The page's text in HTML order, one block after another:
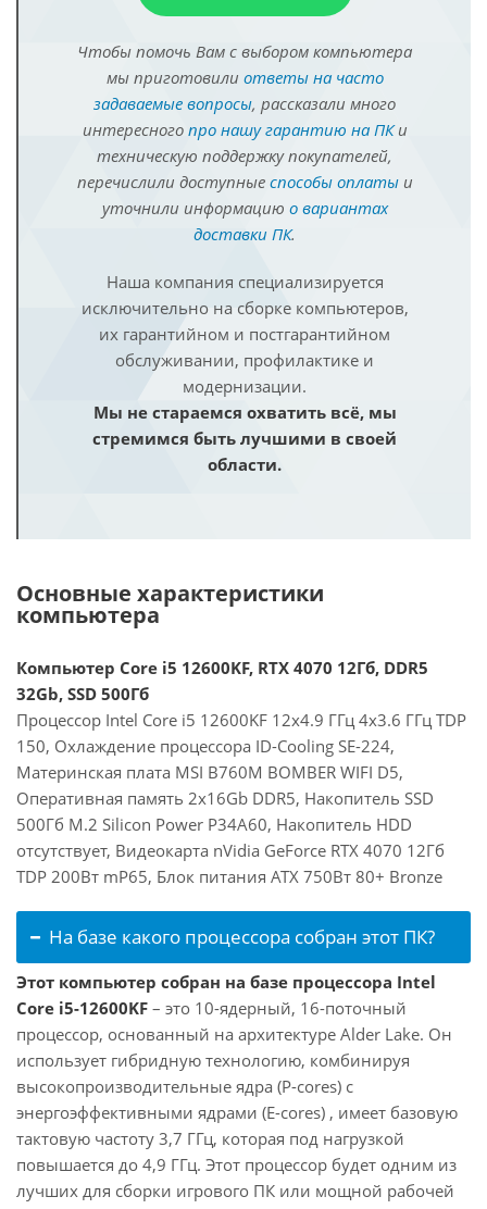
Чтобы помочь Вам с выбором компьютера
мы приготовили ответы на часто
задаваемые вопросы, рассказали много
интересного про нашу гарантию на ПКи
техническую поддержку покупателей,
перечислили доступные способы оплатыи
уточнили информацию о вариантах
доставки ПК.
Наша компания специализируется
исключительно на сборке компьютеров,
их гарантийном и постгарантийном
обслуживании, профилактике и
модернизации.
Мы не стараемся охватить всё, мы
стремимся быть лучшими в своей
области.
Основные характеристики
компьютера
Компьютер Core i5 12600KF, RTX 4070 12Гб, DDR5
32Gb, SSD 500Гб
Процессор Intel Core i5 12600KF 12x4.9 ГГц 4x3.6 ГГц TDP
150, Охлаждение процессора ID-Cooling SE-224,
Материнская плата MSI B760M BOMBER WIFI D5,
Оперативная память 2x16Gb DDR5, Накопитель SSD
500Гб M.2 Silicon Power P34A60, Накопитель HDD
отсутствует, Видеокарта nVidia GeForce RTX 4070 12Гб
TDP 200Вт mP65, Блок питания ATX 750Вт 80+ Bronze
На базе какого процессора собран этот ПК?
Этот компьютер собран на базе процессора Intel
Core i5-12600KF – это 10-ядерный, 16-поточный
процессор, основанный на архитектуре Alder Lake. Он
использует гибридную технологию, комбинируя
высокопроизводительные ядра (P-cores) с
энергоэффективными ядрами (E-cores) , имеет базовую
тактовую частоту 3,7 ГГц, которая под нагрузкой
повышается до 4,9 ГГц. Этот процессор будет одним из
лучших для сборки игрового ПК или мощной рабочей